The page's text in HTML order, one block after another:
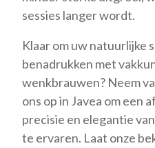
sessies langer wordt.
Klaar om uw natuurlijke
benadrukken met
wenkbrauwen? Neem
ons op in Javea om een
precisie en elegantie
te ervaren. Laat onze